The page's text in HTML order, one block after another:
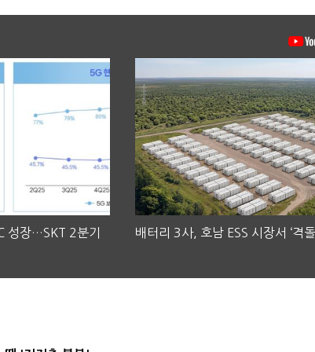
성장…SKT 2분기
배터리 3사, 호남 ESS 시장서 ‘격돌